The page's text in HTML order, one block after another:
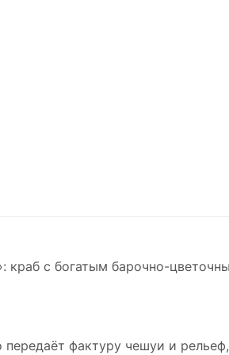
с богатым барочно-
фактуру чешуи и